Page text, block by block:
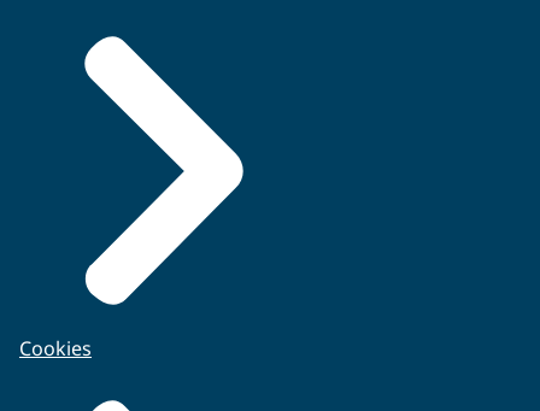
Cookies